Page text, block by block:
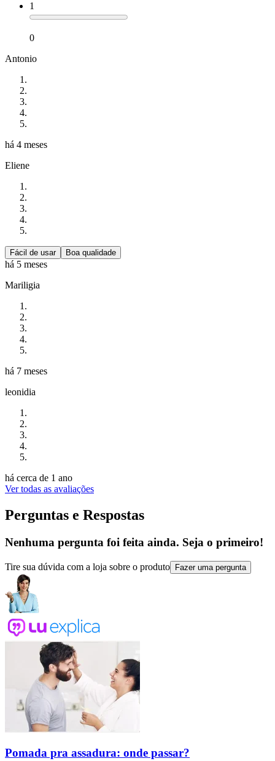
1
0
Antonio
há 4 meses
Eliene
Fácil de usar Boa qualidade
há 5 meses
Mariligia
há 7 meses
leonidia
há cerca de 1 ano
Ver todas as avaliações
Perguntas e Respostas
Nenhuma pergunta foi feita ainda. Seja o primeiro!
Tire sua dúvida com a loja sobre o produto Fazer uma pergunta
Pomada pra assadura: onde passar?